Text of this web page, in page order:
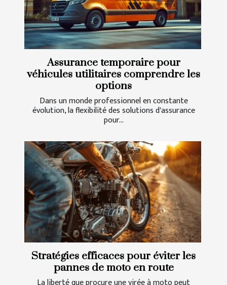
Assurance temporaire pour
véhicules utilitaires comprendre les
options
Dans un monde professionnel en constante
évolution, la flexibilité des solutions d'assurance
pour...
Stratégies efficaces pour éviter les
pannes de moto en route